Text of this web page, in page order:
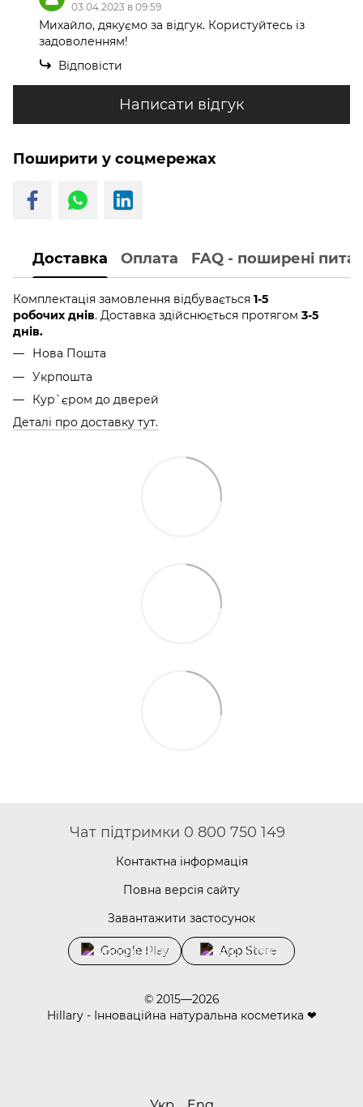
03.04.2023 в 09:59
Михайло, дякуємо за відгук. Користуйтесь із
задоволенням!
Відповісти
Написати відгук
Поширити у соцмережах
Доставка Оплата FAQ - поширені
Комплектація замовлення відбувається 1-5
робочих днів. Доставка здійснюється протягом 3-5
днів.
Нова Пошта
Укрпошта
Кур`єром до дверей
Деталі про доставку тут.
Чат підтримки 0 800 750 149
Контактна інформація
Повна версія сайту
Завантажити застосунок
Google Play App Store
© 2015—2026
Hillary - Інноваційна натуральна косметика ❤